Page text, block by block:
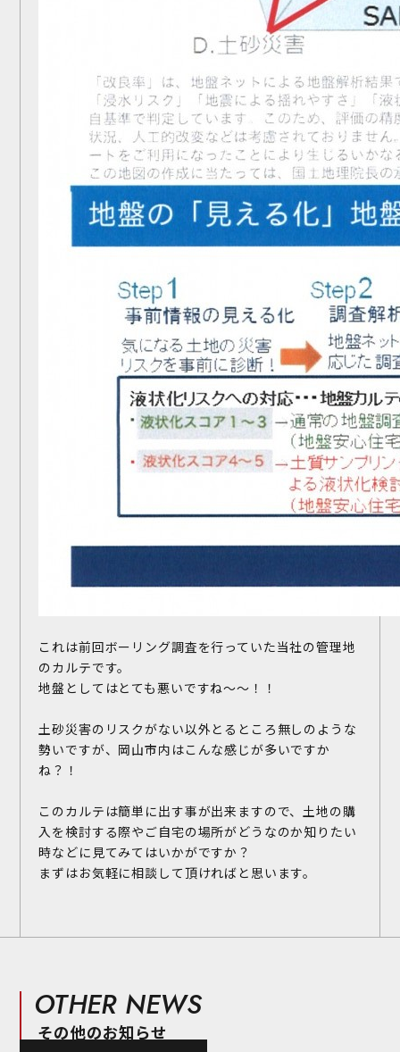
これは前回ボーリング調査を行っていた当社の管理地
のカルテです。
地盤としてはとても悪いですね～～！！
土砂災害のリスクがない以外とるところ無しのような
勢いですが、岡山市内はこんな感じが多いですか
ね？！
このカルテは簡単に出す事が出来ますので、土地の購
入を検討する際やご自宅の場所がどうなのか知りたい
時などに見てみてはいかがですか？
まずはお気軽に相談して頂ければと思います。
OTHER NEWS
その他のお知らせ